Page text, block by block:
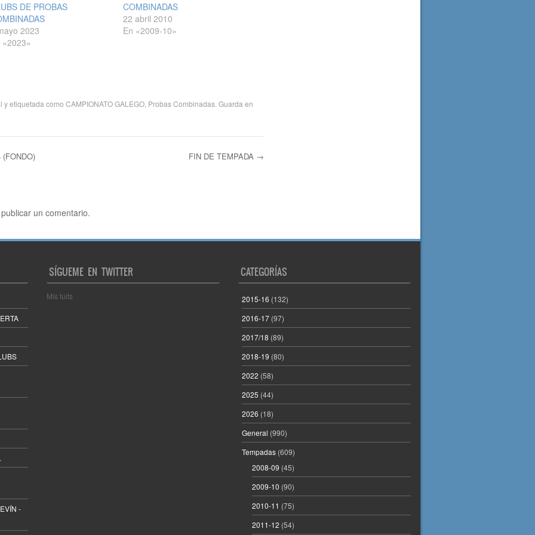
DE PROBAS
2023
«2023»
COMBINADAS
22 abril 2010
En «2009-10»
y etiquetada como CAMPIONATO GALEGO, Probas Combinadas. Guarda en
FIN DE TEMPADA →
un comentario.
-
SÍGUEME EN TWITTER
Mis tuits
CATEGORÍAS
2015-16 (132)
2016-17(97)
2017/18 (89)
2018-19 (80)
2022 (58)
2025 (44)
2026 (18)
General (990)
Tempadas(609)
2008-09 (45)
2009-10 (90)
2010-11 (75)
2011-12 (54)